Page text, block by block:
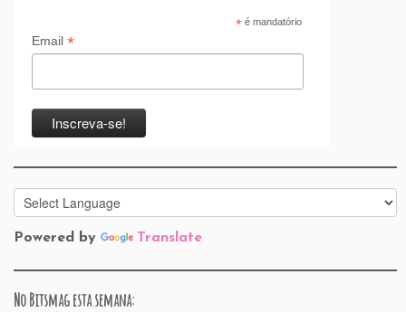
*é mandatório
Email *
Powered by Translate
No Bitsmag esta semana: